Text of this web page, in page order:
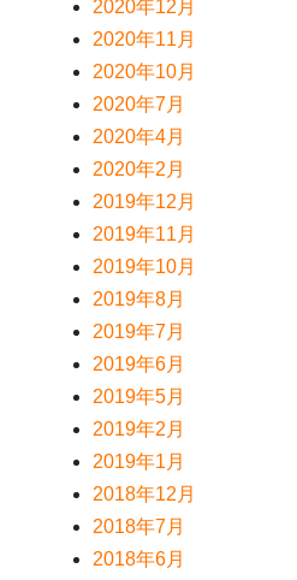
2020年12月
2020年11月
2020年10月
2020年7月
2020年4月
2020年2月
2019年12月
2019年11月
2019年10月
2019年8月
2019年7月
2019年6月
2019年5月
2019年2月
2019年1月
2018年12月
2018年7月
2018年6月